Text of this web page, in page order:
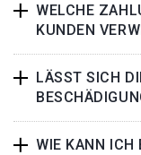
WELCHE
KUNDEN
LÄSST SICH
WIE KANN ICH